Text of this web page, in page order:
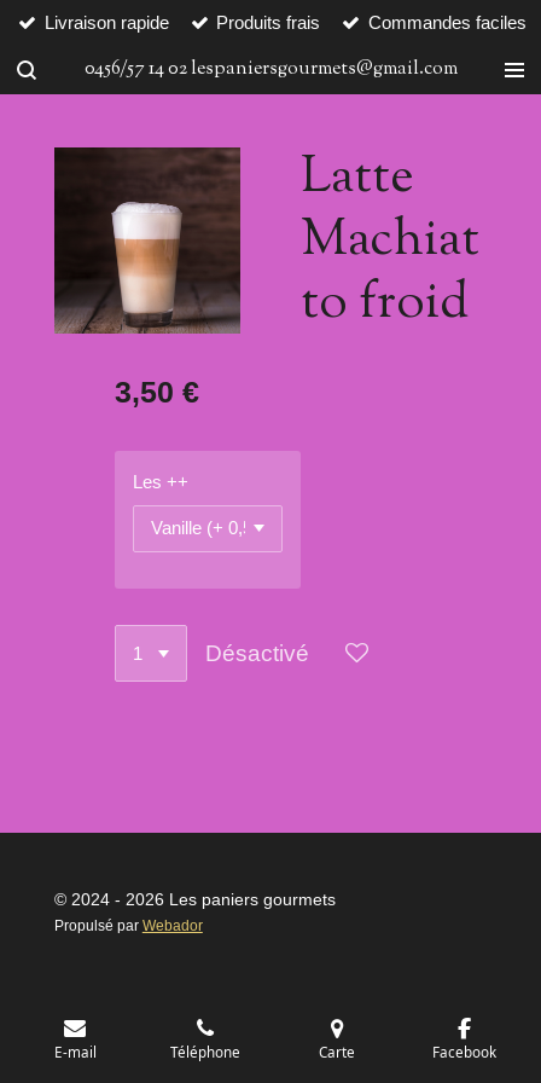
Passer
contenu
0456/57 14 02 lespaniersgourmets@gmail.com
Livraison rapide Produits frais Commandes faciles
Latte
Machiat
to froid
3,50 €
Les ++
Désactivé
© 2024 - 2026 Les paniers gourmets
Propulsé par Webador
E-mail Téléphone Carte Facebook